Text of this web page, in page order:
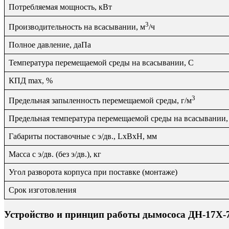
Потребляемая мощность, кВт
Производительность на всасывании, м3/ч
Полное давление, даПа
Температура перемещаемой среды на всасывании, С
КПД max, %
Предельная запыленность перемещаемой среды, г/м3
Предельная температура перемещаемой среды на
Габариты поставочные с э/дв., LxBxH, мм
Масса с э/дв. (без э/дв.), кг
Угол разворота корпуса при поставке (монтаже)
Срок изготовления
Устройство и принцип работы дымососа ДН-17Х-